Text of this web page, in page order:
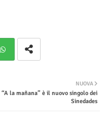
tsap
NUOVA
“A la mañana” è il nuovo singolo dei
Sinedades